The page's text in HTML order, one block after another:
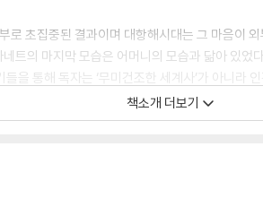
초집중된 결과이며 대항해시대는 그 마음이
트의 마지막 모습은 어머니의 모습과 닮아 있
을 통해 독자는 ‘무미건조한 세계사’가 아니라
에서 못 놓는 재미에 빠질 수도, 학자의 우러나
책소개 더보기